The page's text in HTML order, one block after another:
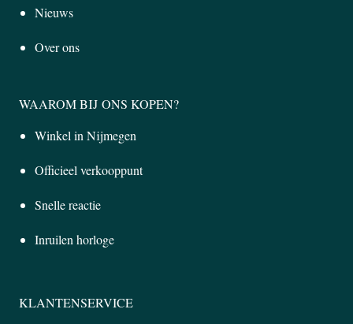
Nieuws
Over ons
WAAROM BIJ ONS KOPEN?
Winkel in Nijmegen
Officieel verkooppunt
Snelle reactie
Inruilen horloge
KLANTENSERVICE